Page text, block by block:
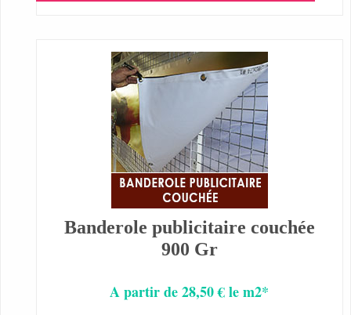
Banderole publicitaire couchée
900 Gr
A partir de 28,50 € le m2*